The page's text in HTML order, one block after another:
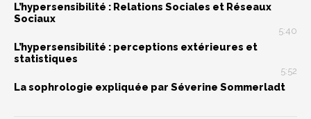
L’hypersensibilité : Relations Sociales et Réseaux
Sociaux
5:40
L’hypersensibilité : perceptions extérieures et
statistiques
5:52
La sophrologie expliquée par Séverine Sommerladt